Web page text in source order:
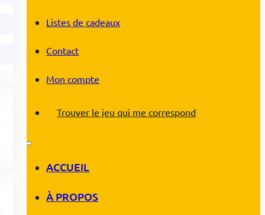
Listes de cadeaux
Contact
Mon compte
Trouver le jeu qui me correspond
ACCUEIL
À PROPOS